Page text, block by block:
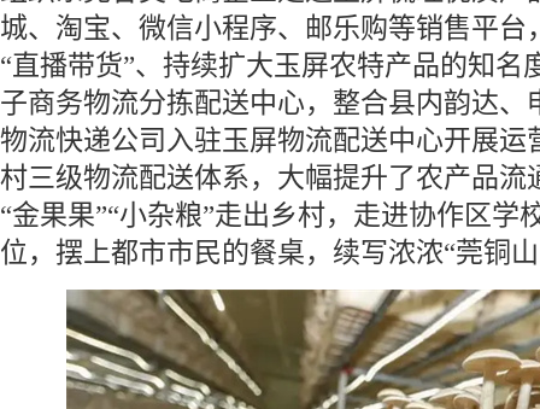
城、淘宝、微信小程序、邮乐购等销售平台
“直播带货”、持续扩大玉屏农特产品的知名
子商务物流分拣配送中心，整合县内韵达、
物流快递公司入驻玉屏物流配送中心开展运
村三级物流配送体系，大幅提升了农产品流
“金果果”“小杂粮”走出乡村，走进协作区学
位，摆上都市市民的餐桌，续写浓浓“莞铜